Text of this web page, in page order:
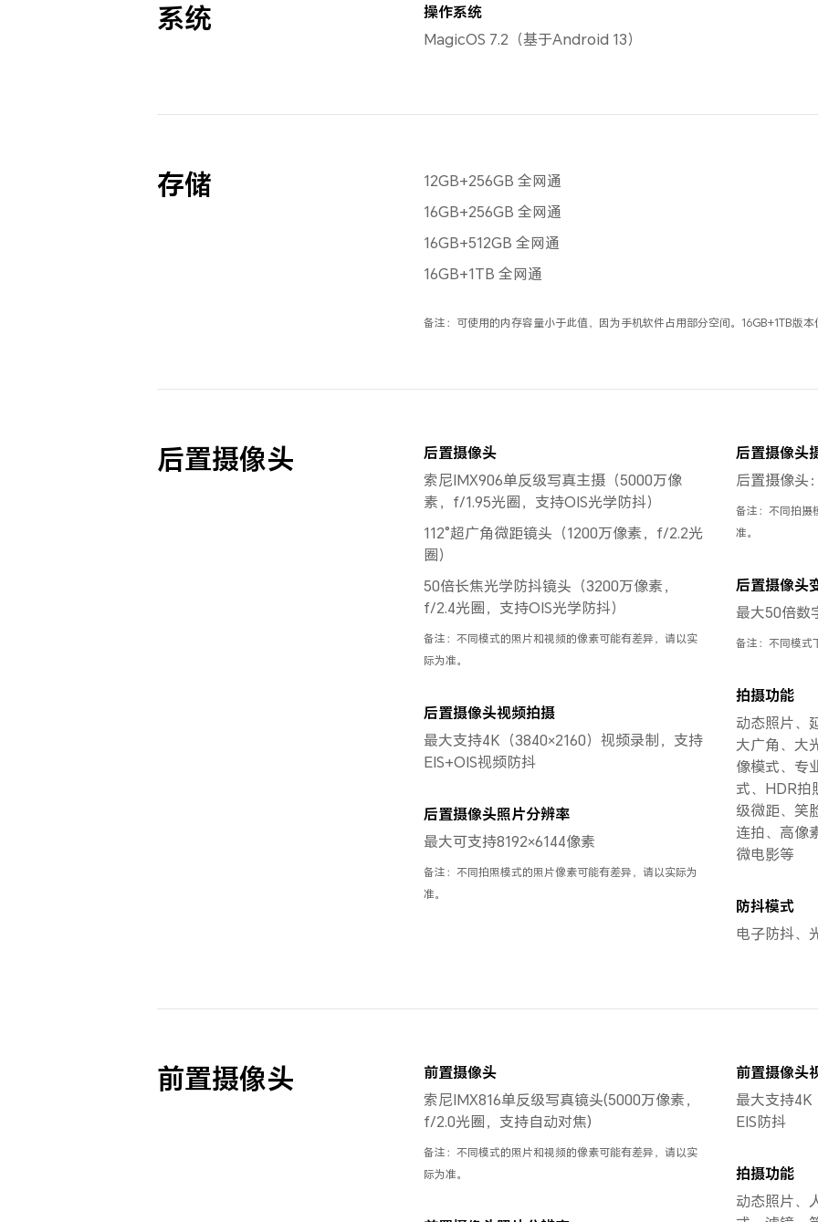
系统 操作系统
MagicOS 7.2（基于Android 13）
存储
12GB+256GB 全网通
16GB+256GB 全网通
16GB+512GB 全网通
16GB+1TB 全网通
备注：可使用的内存容量小于此值，因为手机软件占用部分空间。16GB+1TB版本
后置摄像头 后置摄像头
索尼IMX906单反级写真主摄（5000万像
素，f/1.95光圈，支持OIS光学防抖）
112°超广角微距镜头（1200万像素，f/2.2光
圈）
50倍长焦光学防抖镜头（3200万像素，
f/2.4光圈，支持OIS光学防抖）
备注：不同模式的照片和视频的像素可能有差异，请以实
际为准。
后置摄像头视频拍摄
最大支持4K（3840×2160）视频录制，支持
EIS+OIS视频防抖
后置摄像头照片分辨率
最大可支持8192×6144像素
备注：不同拍照模式的照片像素可能有差异，请以实际为
准。
后置摄像头
后置摄像头
备注：不同拍摄
准。
后置摄像头
最大50倍数
备注：不同模式
拍摄功能
动态照片、
大广角、大
像模式、专
式、HDR拍
级微距、笑
连拍、高像
微电影等
防抖模式
电子防抖、
前置摄像头 前置摄像头
索尼IMX816单反级写真镜头(5000万像素，
f/2.0光圈，支持自动对焦)
备注：不同模式的照片和视频的像素可能有差异，请以实
际为准。
前置摄像头
最大支持4K
EIS防抖
拍摄功能
动态照片、